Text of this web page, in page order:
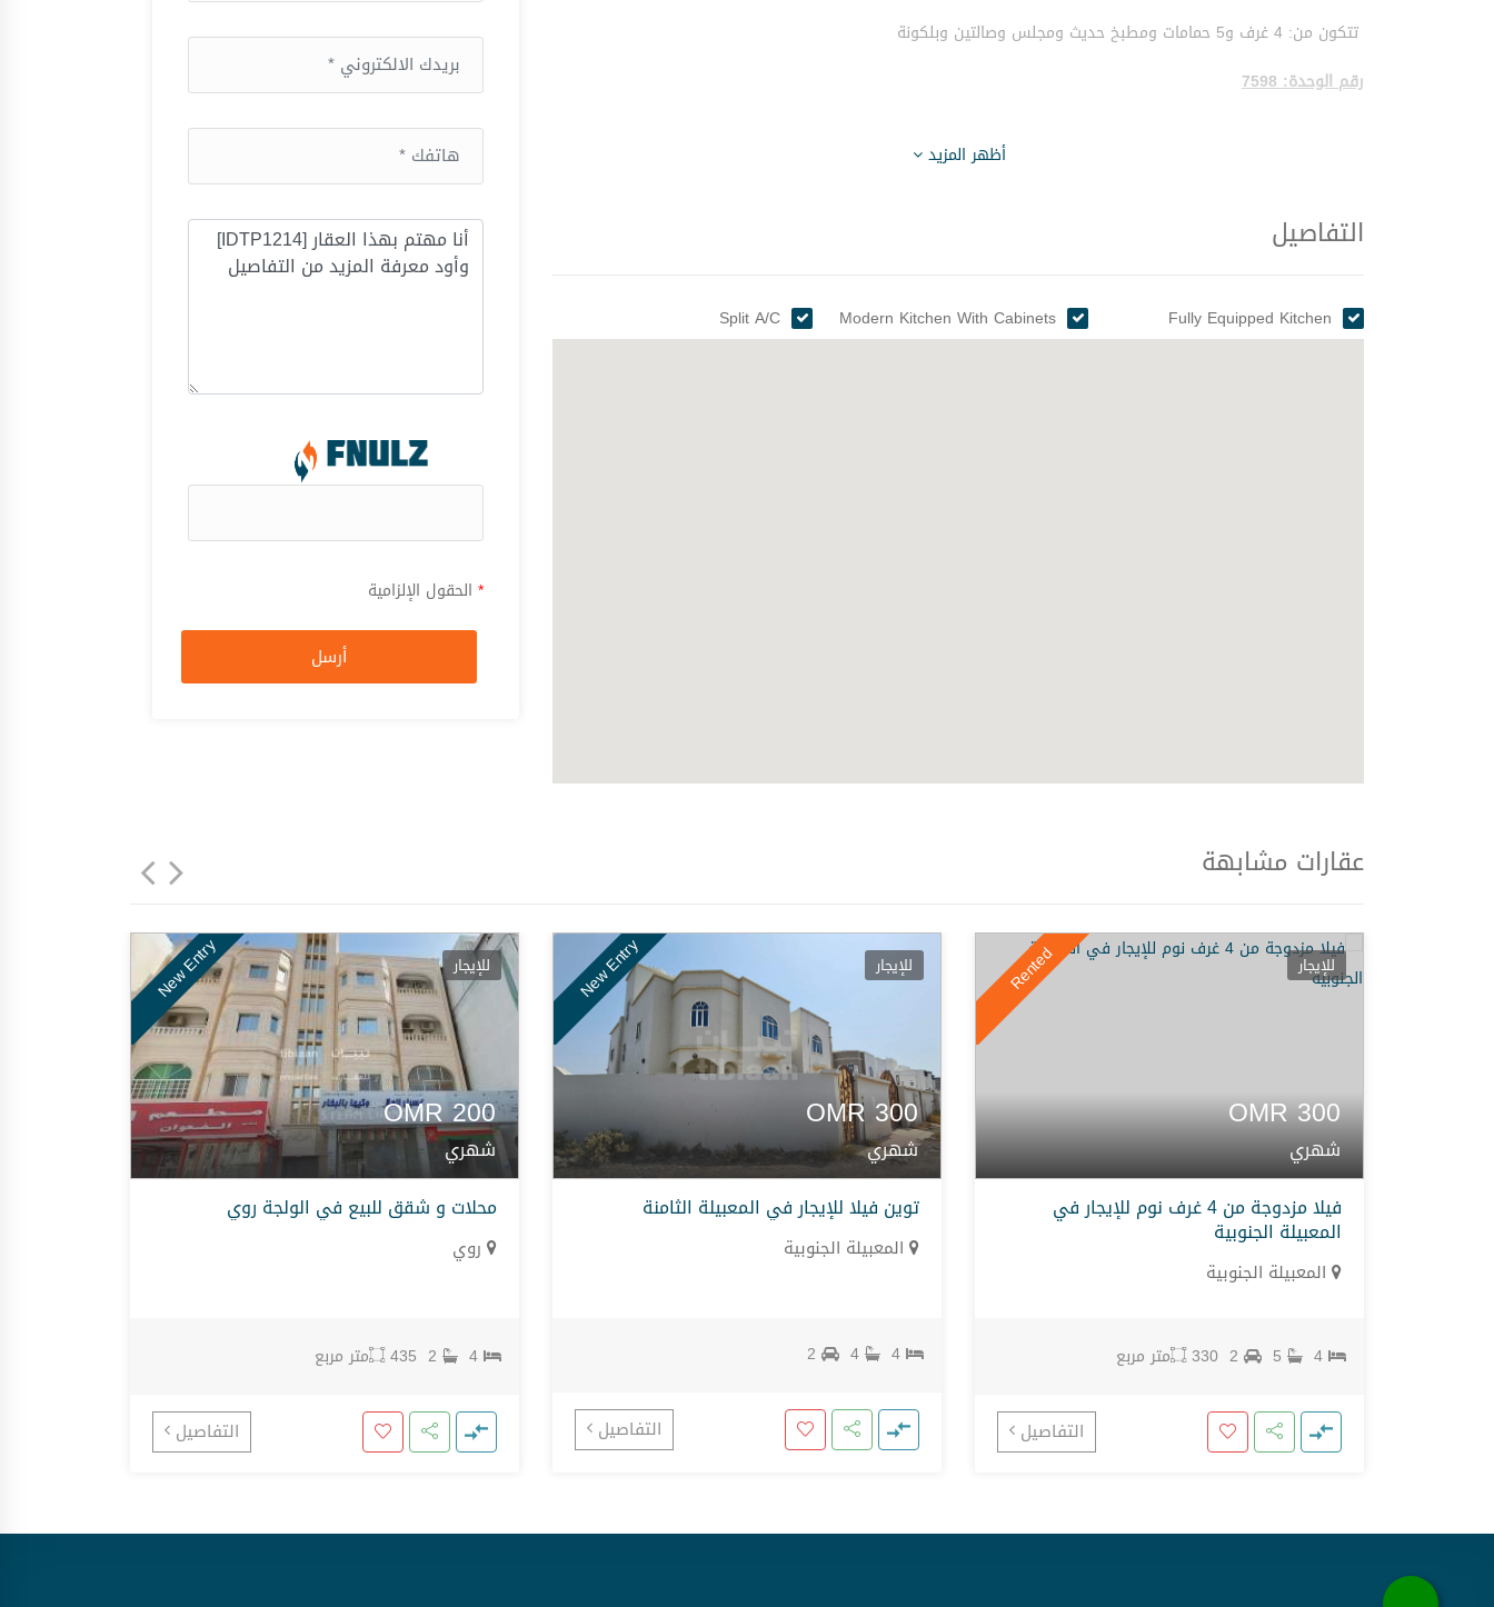
تتكون من: 4 غرف و5 حمامات ومطبخ حديث ومجلس وصالتين وبلكونة
رقم الوحدة: 7598
أظهر المزيد
التفاصيل
Fully Equipped Kitchen
Modern Kitchen With Cabinets
Split A/C
* الحقول الإلزامية
أرسل
عقارات مشابهة
New Entry للإيجار
200
OMR
شهري
محلات و شقق للبيع في الولجة روي
روي
435 متر مربع
التفاصيل
New Entry للإيجار
300
OMR
شهري
توين فيلا للإيجار في المعبيلة الثامنة
المعبيلة الجنوبية
التفاصيل
Rented للإيجار
300
OMR
شهري
فيلا مزدوجة من 4 غرف نوم للإيجار في
المعبيلة الجنوبية
المعبيلة الجنوبية
330 متر مربع
التفاصيل